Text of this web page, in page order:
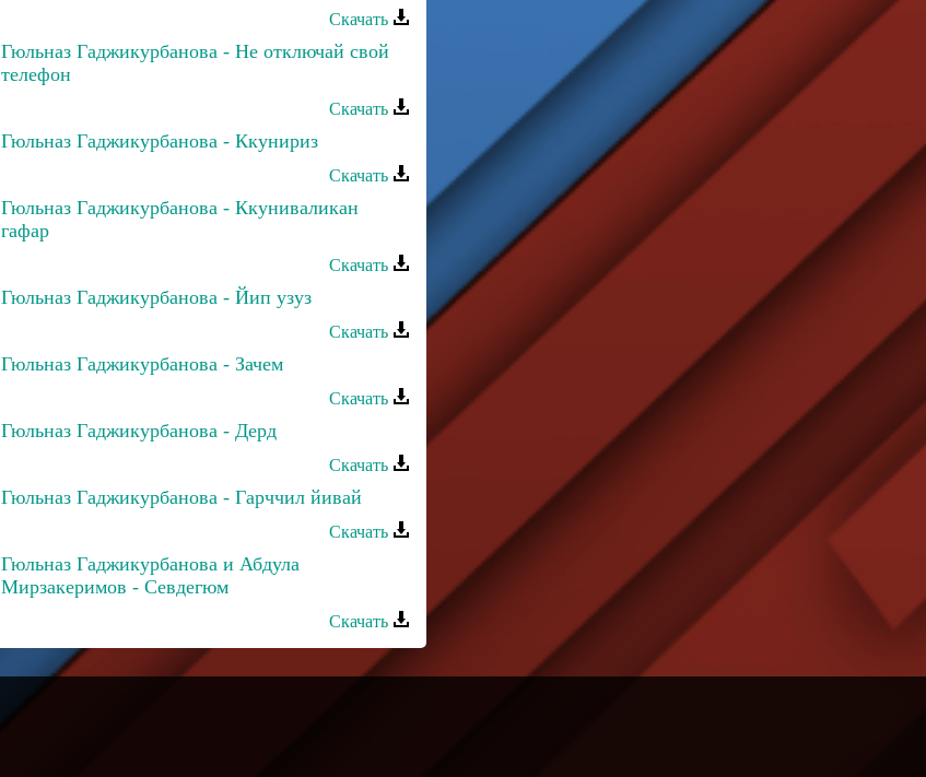
Скачать
Гюльназ Гаджикурбанова - Не отключай свой
телефон
Скачать
Гюльназ Гаджикурбанова - Ккунириз
Скачать
Гюльназ Гаджикурбанова - Ккуниваликан
гафар
Скачать
Гюльназ Гаджикурбанова - Йип узуз
Скачать
Гюльназ Гаджикурбанова - Зачем
Скачать
Гюльназ Гаджикурбанова - Дерд
Скачать
Гюльназ Гаджикурбанова - Гарччил йивай
Скачать
Гюльназ Гаджикурбанова и Абдула
Мирзакеримов - Севдегюм
Скачать